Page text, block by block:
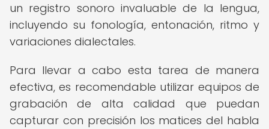
un registro sonoro invaluable de la lengua,
incluyendo su fonología, entonación, ritmo y
variaciones dialectales.
Para llevar a cabo esta tarea de manera
efectiva, es recomendable utilizar equipos de
grabación de alta calidad que puedan
capturar con precisión los matices del habla